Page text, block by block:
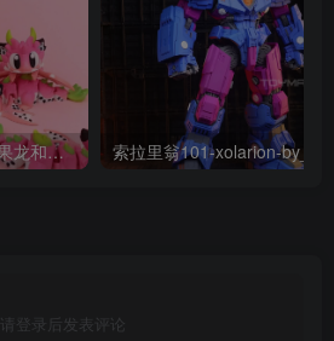
3DGOB NO:039 火龙果龙和龙蛋 DragonFruit_MiniDragon
请登录后发表评论